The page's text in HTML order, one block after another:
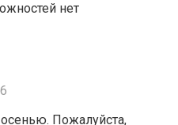
возможностей нет
Пожалуйста,